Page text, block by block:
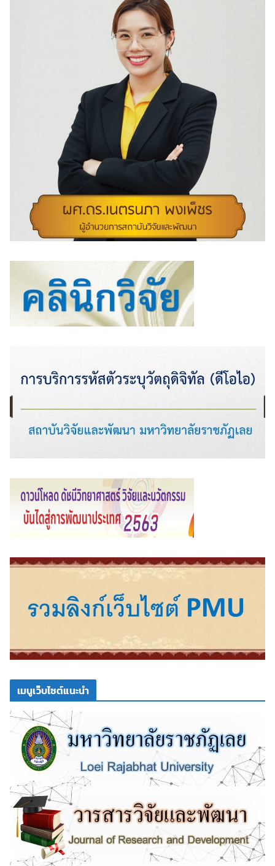
เมนูเว็บไซต์แนะนำ